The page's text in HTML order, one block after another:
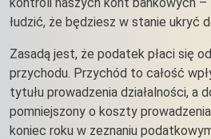
łudzić, że będziesz w stanie ukryć
Zasadą jest, że podatek płaci się
przychodu. Przychód to całość
tytułu prowadzenia działalności, a
pomniejszony o koszty
koniec roku w zeznaniu